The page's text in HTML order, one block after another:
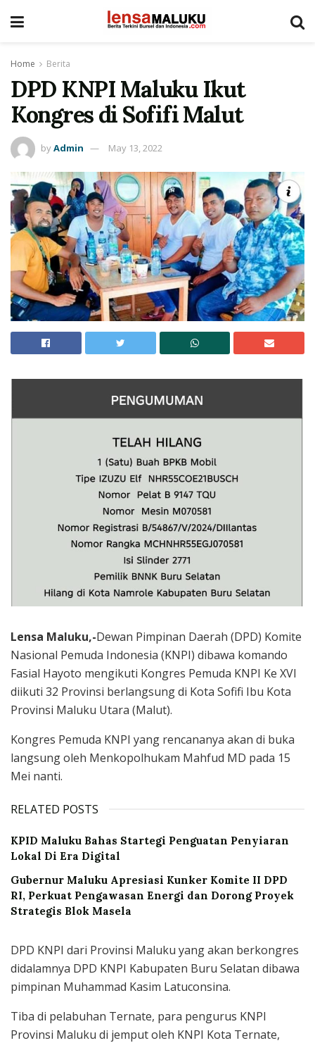
Home Berita
DPD KNPI Maluku Ikut
Kongres di Sofifi Malut
byAdmin May 13, 2022
Lensa Maluku,-Dewan Pimpinan Daerah (DPD) Komite
Nasional Pemuda Indonesia (KNPI) dibawa komando
Fasial Hayoto mengikuti Kongres Pemuda KNPI Ke XVI
diikuti 32 Provinsi berlangsung di Kota Sofifi Ibu Kota
Provinsi Maluku Utara (Malut).
Kongres Pemuda KNPI yang rencananya akan di buka
langsung oleh Menkopolhukam Mahfud MD pada 15
Mei nanti.
RELATED POSTS
KPID Maluku Bahas Startegi Penguatan Penyiaran
Lokal Di Era Digital
Gubernur Maluku Apresiasi Kunker Komite II DPD
RI, Perkuat Pengawasan Energi dan Dorong Proyek
Strategis Blok Masela
DPD KNPI dari Provinsi Maluku yang akan berkongres
didalamnya DPD KNPI Kabupaten Buru Selatan dibawa
pimpinan Muhammad Kasim Latuconsina.
Tiba di pelabuhan Ternate, para pengurus KNPI
Provinsi Maluku di jemput oleh KNPI Kota Ternate,